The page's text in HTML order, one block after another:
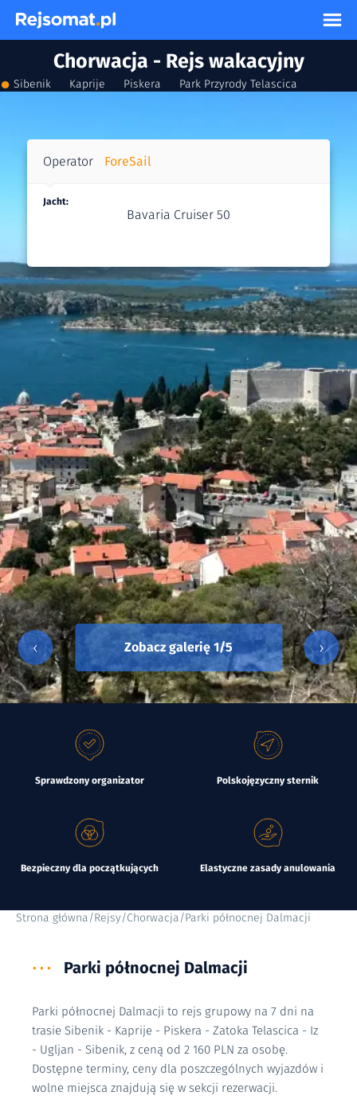
Chorwacja - Rejs wakacyjny
● Sibenik Kaprije Piskera Park Przyrody Telascica
Operator ForeSail
Jacht:
Bavaria Cruiser 50
‹ Zobacz galerię 1/5 ›
Sprawdzony organizator Polskojęzyczny sternik
Bezpieczny dla początkujących Elastyczne zasady anulowania
Strona główna/Rejsy/Chorwacja/Parki północnej Dalmacji
••• Parki północnej Dalmacji
Parki północnej Dalmacji to rejs grupowy na 7 dni na
trasie Sibenik - Kaprije - Piskera - Zatoka Telascica - Iz
- Ugljan - Sibenik, z ceną od 2 160 PLN za osobę.
Dostępne terminy, ceny dla poszczególnych wyjazdów i
wolne miejsca znajdują się w sekcji rezerwacji.